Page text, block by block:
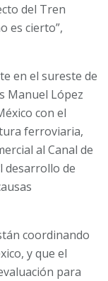
del Tren
es cierto”,
en el sureste de
Manuel López
con el
ferroviaria,
al Canal de
desarrollo de
coordinando
y que el
para